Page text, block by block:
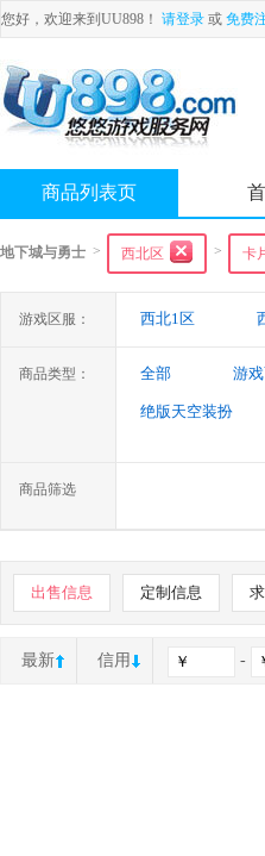
您好，欢迎来到UU898！ 请登录 或 免费
商品列表页
地下城与勇士 > 西北区 > 卡
游戏区服： 西北1区
商品类型： 全部 游
绝版天空装扮
商品筛选
出售信息 定制信息
最新 信用 -